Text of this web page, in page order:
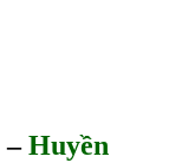
–Huyền